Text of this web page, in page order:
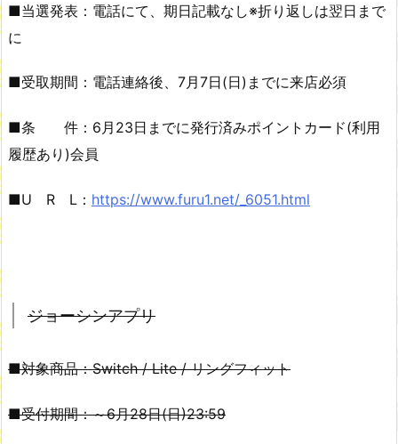
■当選発表：電話にて、期日記載なし※折り返しは翌日まで
に
■受取期間：電話連絡後、7月7日(日)までに来店必須
■条 件：6月23日までに発行済みポイントカード(利用
履歴あり)会員
■U R L： https://www.furu1.net/_6051.html
ジョーシンアプリ
■対象商品：Switch / Lite / リングフィット
■受付期間：～6月28日(日)23:59